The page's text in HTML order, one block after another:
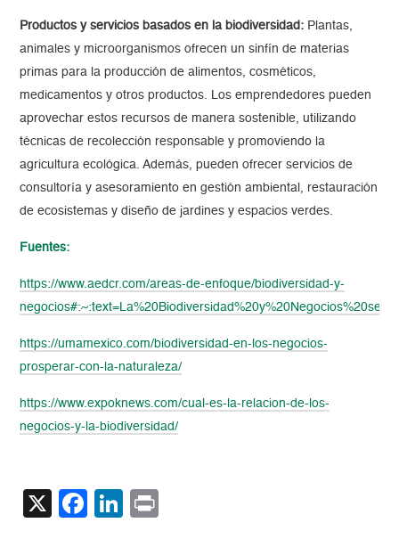
Productos y servicios basados en la biodiversidad: Plantas,
animales y microorganismos ofrecen un sinfín de materias
primas para la producción de alimentos, cosméticos,
medicamentos y otros productos. Los emprendedores pueden
aprovechar estos recursos de manera sostenible, utilizando
técnicas de recolección responsable y promoviendo la
agricultura ecológica. Además, pueden ofrecer servicios de
consultoría y asesoramiento en gestión ambiental, restauración
de ecosistemas y diseño de jardines y espacios verdes.
Fuentes:
https://www.aedcr.com/areas-de-enfoque/biodiversidad-y-
https://umamexico.com/biodiversidad-en-los-negocios-
prosperar-con-la-naturaleza/
https://www.expoknews.com/cual-es-la-relacion-de-los-
negocios-y-la-biodiversidad/
X Facebook
LinkedIn